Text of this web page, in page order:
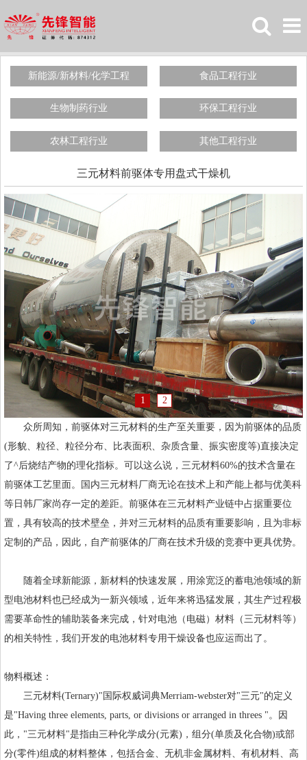
新能源/新材料/化学工程 食品工程行业
生物制药行业 环保工程行业
农林工程行业 其他工程行业
三元材料前驱体专用盘式干燥机
1 2
众所周知，前驱体对三元材料的生产至关重要，因为前驱体的品质
(形貌、粒径、粒径分布、比表面积、杂质含量、振实密度等)直接决定
了^后烧结产物的理化指标。可以这么说，三元材料60%的技术含量在
前驱体工艺里面。国内三元材料厂商无论在技术上和产能上都与优美科
等日韩厂家尚存一定的差距。前驱体在三元材料产业链中占据重要位
置，具有较高的技术壁垒，并对三元材料的品质有重要影响，且为非标
定制的产品，因此，自产前驱体的厂商在技术升级的竞赛中更具优势。
随着全球新能源，新材料的快速发展，用涂宽泛的蓄电池领域的新
型电池材料也已经成为一新兴领域，近年来将迅猛发展，其生产过程极
需要革命性的辅助装备来完成，针对电池（电磁）材料（三元材料等）
的相关特性，我们开发的电池材料专用干燥设备也应运而出了。
物料概述：
三元材料(Ternary)"国际权威词典Merriam-webster对"三元"的定义
是"Having three elements, parts, or divisions or arranged in threes "。因
此，"三元材料"是指由三种化学成分(元素)，组分(单质及化合物)或部
分(零件)组成的材料整体，包括合金、无机非金属材料、有机材料、高